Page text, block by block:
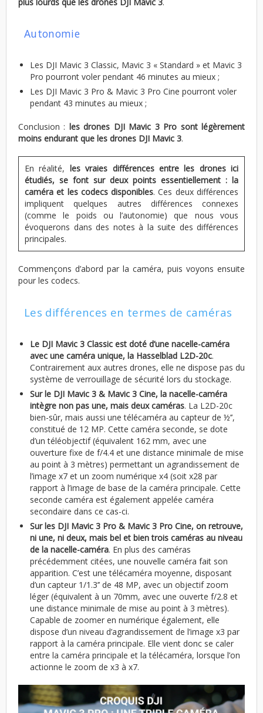
plus lourds que les drones DJI Mavic 3.
Autonomie
Les DJI Mavic 3 Classic, Mavic 3 « Standard » et Mavic 3
Pro pourront voler pendant 46 minutes au mieux ;
Les DJI Mavic 3 Pro & Mavic 3 Pro Cine pourront voler
pendant 43 minutes au mieux ;
Conclusion : les drones DJI Mavic 3 Pro sont légèrement
moins endurant que les drones DJI Mavic 3.
En réalité, les vraies différences entre les drones ici
étudiés, se font sur deux points essentiellement : la
caméra et les codecs disponibles. Ces deux différences
impliquent quelques autres différences connexes
(comme le poids ou l’autonomie) que nous vous
évoquerons dans des notes à la suite des différences
principales.
Commençons d’abord par la caméra, puis voyons ensuite
pour les codecs.
Les différences en termes de caméras
Le DJI Mavic 3 Classic est doté d’une nacelle-caméra
avec une caméra unique, la Hasselblad L2D-20c.
Contrairement aux autres drones, elle ne dispose pas du
système de verrouillage de sécurité lors du stockage.
Sur le DJI Mavic 3 & Mavic 3 Cine, la nacelle-caméra
intègre non pas une, mais deux caméras. La L2D-20c
bien-sûr, mais aussi une télécaméra au capteur de ½’’,
constitué de 12 MP. Cette caméra seconde, se dote
d’un téléobjectif (équivalent 162 mm, avec une
ouverture fixe de f/4.4 et une distance minimale de mise
au point à 3 mètres) permettant un agrandissement de
l’image x7 et un zoom numérique x4 (soit x28 par
rapport à l’image de base de la caméra principale. Cette
seconde caméra est également appelée caméra
secondaire dans ce cas-ci.
Sur les DJI Mavic 3 Pro & Mavic 3 Pro Cine, on retrouve,
ni une, ni deux, mais bel et bien trois caméras au niveau
de la nacelle-caméra. En plus des caméras
précédemment citées, une nouvelle caméra fait son
apparition. C’est une télécaméra moyenne, disposant
d’un capteur 1/1.3’’ de 48 MP, avec un objectif zoom
léger (équivalent à un 70mm, avec une ouverte f/2.8 et
une distance minimale de mise au point à 3 mètres).
Capable de zoomer en numérique également, elle
dispose d’un niveau d’agrandissement de l’image x3 par
rapport à la caméra principale. Elle vient donc se caler
entre la caméra principale et la télécaméra, lorsque l’on
actionne le zoom de x3 à x7.